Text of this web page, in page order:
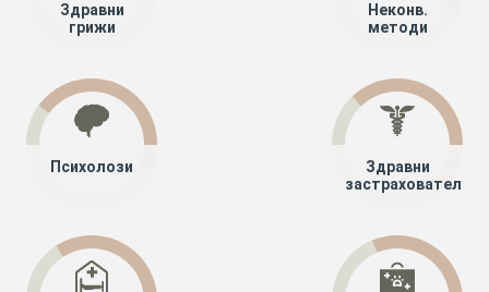
Здравни
грижи
Неконв.
методи
Психолози
Здравни
застрахователи